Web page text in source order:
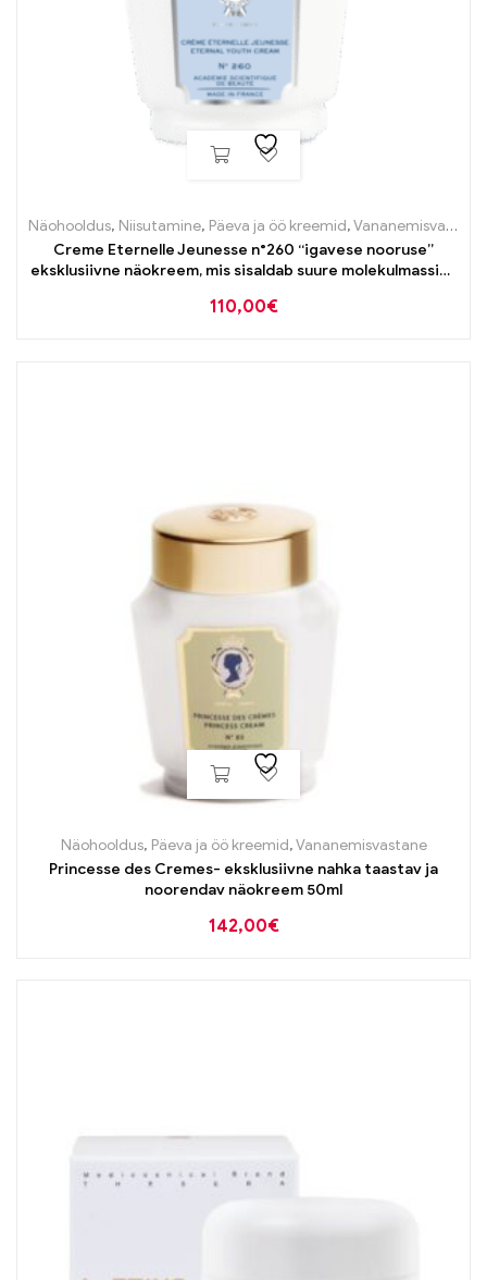
Näohooldus, Niisutamine, Päeva ja öö kreemid,Vananemisvastane
Creme Eternelle Jeunesse n°260 “igavese nooruse”
eksklusiivne näokreem, mis sisaldab suure molekulmassiga
110,00€
Näohooldus, Päeva ja öö kreemid,Vananemisvastane
Princesse des Cremes- eksklusiivne nahka taastav ja
noorendav näokreem 50ml
142,00€